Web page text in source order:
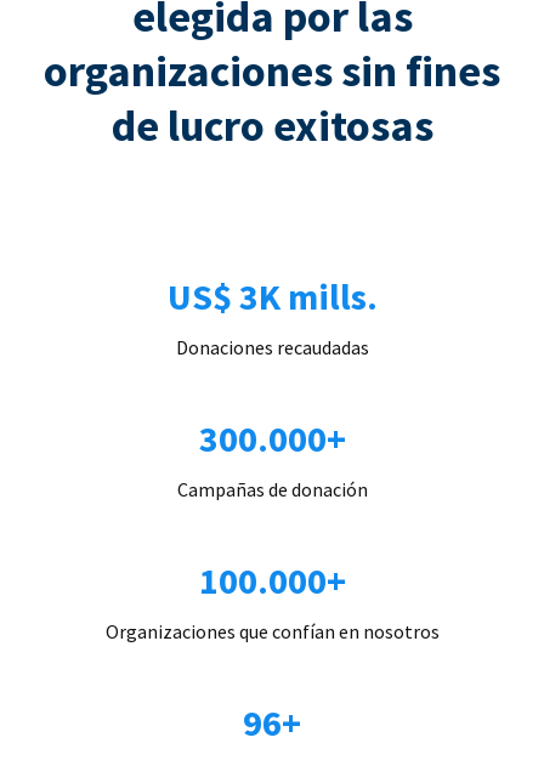
elegida por las
organizaciones sin fines
de lucro exitosas
US$ 3K mills.
Donaciones recaudadas
300.000+
Campañas de donación
100.000+
Organizaciones que confían en nosotros
96+